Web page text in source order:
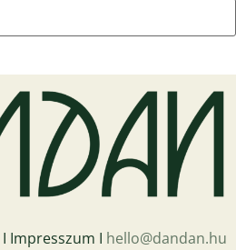
Ι Impresszum Ι hello@dandan.hu